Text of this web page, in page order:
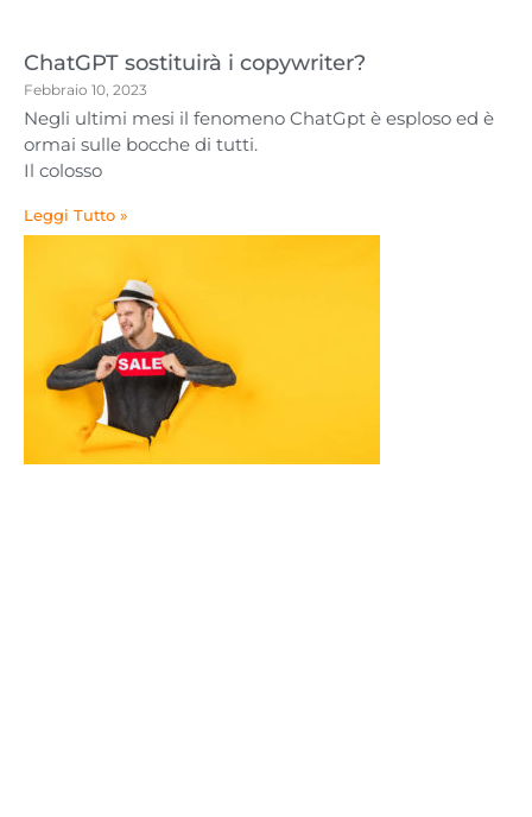
ChatGPT sostituirà i copywriter?
Febbraio 10, 2023
Negli ultimi mesi il fenomeno ChatGpt è esploso ed è
ormai sulle bocche di tutti.
Il colosso
Leggi Tutto »